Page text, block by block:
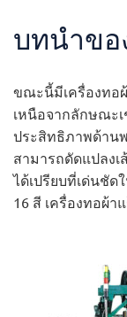
บทนำขอ
ขณะนี้มีเครื่องทอ
เหนือจากลักษณะ
ประสิทธิภาพด้าน
สามารถดัดแปลง
ได้เปรียบที่เด่นชัด
16 สี เครื่องทอผ้า